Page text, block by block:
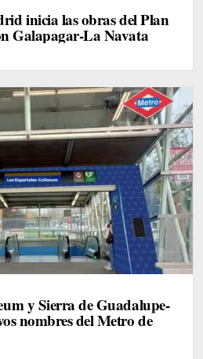
inicia las obras del Plan
Galapagar-La Navata
y Sierra de Guadalupe-
nombres del Metro de